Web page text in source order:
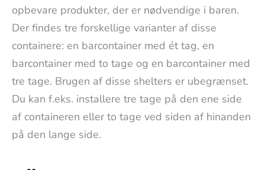
opbevare produkter, der er nødvendige i baren.
Der findes tre forskellige varianter af disse
containere: en barcontainer med ét tag, en
barcontainer med to tage og en barcontainer med
tre tage. Brugen af disse shelters er ubegrænset.
Du kan f.eks. installere tre tage på den ene side
af containeren eller to tage ved siden af hinanden
på den lange side.